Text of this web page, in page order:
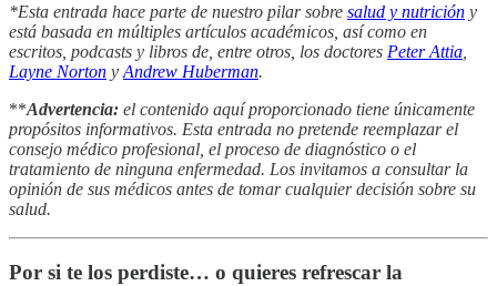
*Esta entrada hace parte de nuestro pilar sobre salud y nutrición y
está basada en múltiples artículos académicos, así como en
escritos, podcasts y libros de, entre otros, los doctores Peter Attia
Layne Norton y Andrew Huberman.
**Advertencia: el contenido aquí proporcionado tiene únicamente
propósitos informativos. Esta entrada no pretende reemplazar el
consejo médico profesional, el proceso de diagnóstico o el
tratamiento de ninguna enfermedad. Los invitamos a consultar la
opinión de sus médicos antes de tomar cualquier decisión sobre su
salud.
Por si te los perdiste… o quieres refrescar la